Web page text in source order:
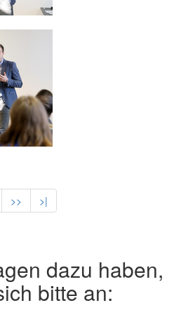
>> >|
dazu haben,
bitte an: